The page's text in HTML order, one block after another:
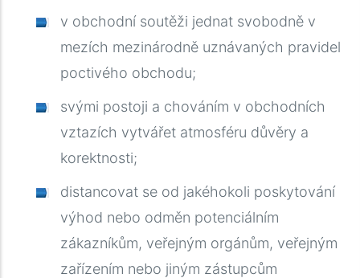
v obchodní soutěži jednat svobodně v
mezích mezinárodně uznávaných pravidel
poctivého obchodu;
svými postoji a chováním v obchodních
vztazích vytvářet atmosféru důvěry a
korektnosti;
distancovat se od jakéhokoli poskytování
výhod nebo odměn potenciálním
zákazníkům, veřejným orgánům, veřejným
zařízením nebo jiným zástupcům